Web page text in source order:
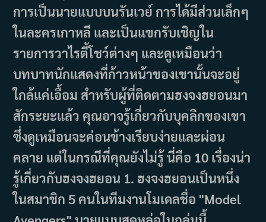
การเป็นนายแบบบนรันเวย์ การได้มีส่วนเล็กๆ
ในละครเกาหลี และเป็นแขกรับเชิญใน
รายการวาไรตี้โชว์ต่างๆ และดูเหมือนว่า
บทบาทนักแสดงที่ก้าวหน้าของเขานั้นจะอยู่
ใกล้แค่เอื้อม สำหรับผู้ที่ติดตามฮงจงฮยอนมา
สักระยะแล้ว คุณอาจรู้เกี่ยวกับบุคลิกของเขา
ซึ่งดูเหมือนจะค่อนข้างเรียบง่ายและผ่อน
คลาย แต่ในกรณีที่คุณยังไม่รู้ นี่คือ 10 เรื่องน่า
รู้เกี่ยวกับฮงจงฮยอน 1. ฮงจงฮยอนเป็นหนึ่ง
ในสมาชิก 5 คนในทีมงานโมเดลชื่อ "Model